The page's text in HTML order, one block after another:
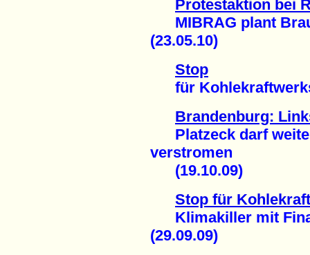
Protestaktion bei
MIBRAG plant
(23.05.10)
Stop
für
Brandenburg:
Platzeck darf
verstromen
(19.10.09)
Stop für
Klimakiller mit
(29.09.09)